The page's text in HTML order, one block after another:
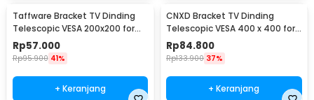
Taffware Bracket TV Dinding
Telescopic VESA 200x200 for
32-55 Inch TV - X-400
Rp57.000
Rp95.900 41%
+ Keranjang
CNXD Bracket TV Dinding
Telescopic VESA 400 x 400 for
26-55 Inch TV - CN814
Rp84.800
Rp133.900 37%
+ Keranjang